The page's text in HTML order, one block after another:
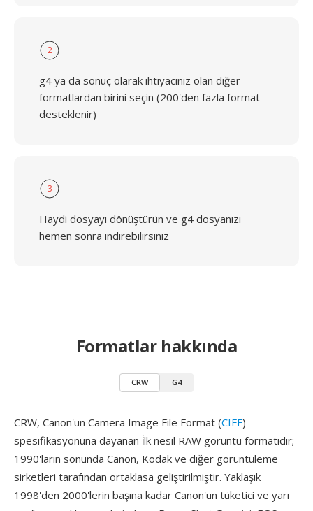
2
g4 ya da sonuç olarak ihtiyacınız olan diğer
formatlardan birini seçin (200'den fazla format
desteklenir)
3
Haydi dosyayı dönüştürün ve g4 dosyanızı
hemen sonra indirebilirsiniz
Formatlar hakkında
CRW G4
CRW, Canon'un Camera Image File Format (CIFF)
spesifikasyonuna dayanan i̇lk nesil RAW görüntü formatıdır;
1990'ların sonunda Canon, Kodak ve diğer görüntüleme
sirketleri tarafından ortaklasa geliştirilmiştir. Yaklaşık
1998'den 2000'lerin başına kadar Canon'un tüketici ve yarı